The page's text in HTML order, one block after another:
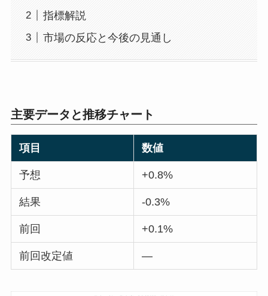
指標解説
市場の反応と今後の見通し
主要データと推移チャート
項目 数値
予想 +0.8%
結果 -0.3%
前回 +0.1%
前回改定値 —